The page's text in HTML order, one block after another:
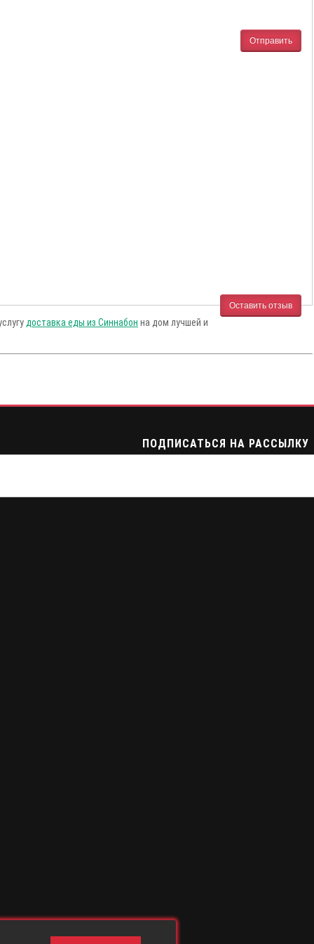
Отправить
Оставить отзыв
доставка еды из Синнабон на дом лучшей и
ПОДПИСАТЬСЯ НА РАССЫЛКУ